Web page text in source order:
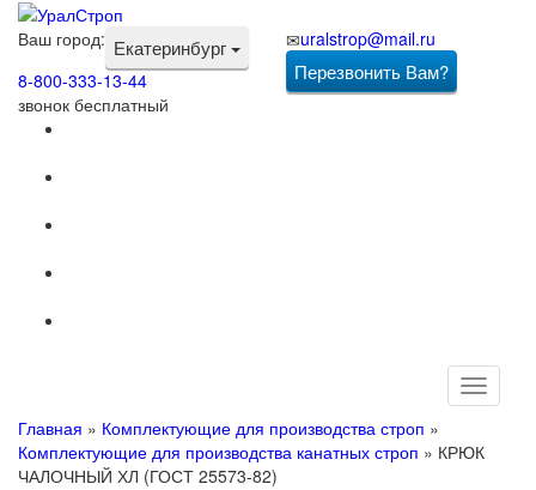
uralstrop@mail.ru
Перезвонить Вам?
Ваш город: Екатеринбург
8-800-333-13-44
звонок бесплатный
Toggle
Главная » Комплектующие для производства строп »
Комплектующие для производства канатных строп » КРЮК
ЧАЛОЧНЫЙ ХЛ (ГОСТ 25573-82)